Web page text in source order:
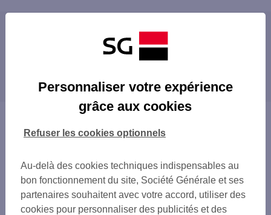
Les distributeurs/automates à proximité
PERONNE LOUIS DAUDRE
BAPAUME 23 PL FAIDHERBE
proximité
Vous êtes ici : Accueil
Trouver une agence bancaire
Somme
Péronne
Distributeur/automate PERONNE 18 PL DU CDT LOUIS
DAUDRE
Personnaliser votre expérience
grâce aux cookies
Au-delà des cookies techniques indispensables au
bon fonctionnement du site, Société Générale et ses
partenaires souhaitent avec votre accord, utiliser des
cookies pour personnaliser des publicités et des
Refuser les cookies optionnels